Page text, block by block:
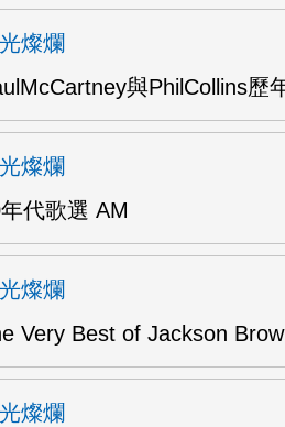
燦爛
與PhilCollins歷
燦爛
代歌選 AM
燦爛
Very Best of Jackson
燦爛